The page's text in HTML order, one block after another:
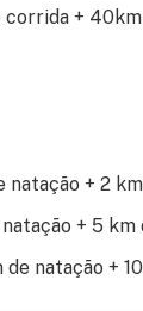
+
natação + 2
+ 5 km
de natação +